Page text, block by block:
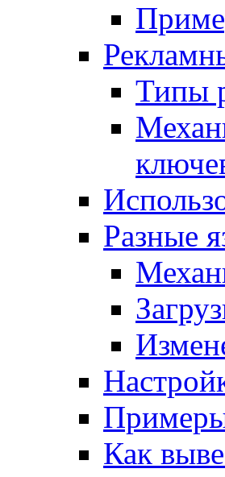
Типы
Разные
Как